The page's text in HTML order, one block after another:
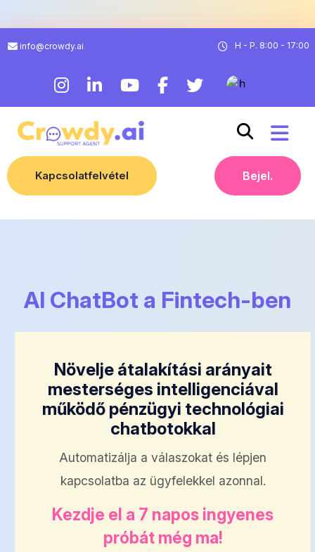
info@crowdy.ai H - P. 8:00 - 17:00
Kapcsolatfelvétel Bejel.
AI ChatBot a Fintech-ben
Növelje átalakítási arányait
mesterséges intelligenciával
működő pénzügyi technológiai
chatbotokkal
Automatizálja a válaszokat és lépjen
kapcsolatba az ügyfelekkel azonnal.
Kezdje el a 7 napos ingyenes
próbát még ma!